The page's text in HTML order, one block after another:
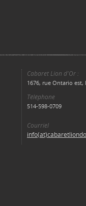
Cabaret Lion d'Or :
1676, rue Ontario est,
Téléphone
514-598-0709
Courriel